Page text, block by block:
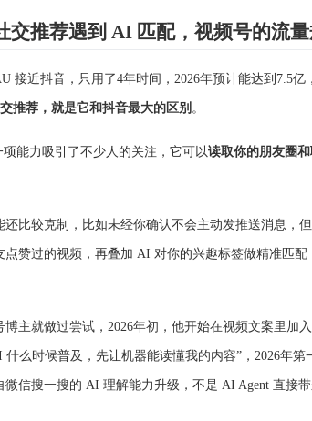
交推荐遇到 AI 匹配，视频号的流量
接近抖音，只用了4年时间，2026年预计能达到7.5
推荐，就是它和抖音最大的区别 。
能力吸引了不少人的关注，它可以读取你的朋友圈
比较克制，比如未经你确认不会主动发推送消息，
点赞过的视频，再叠加 AI 对你的兴趣标签做精准匹
主就做过尝试，2026年初，他开始在视频文案里加
么时候普及，先让机器能读懂我的内容”，2026年第
信搜一搜的 AI 理解能力升级，不是 AI Agent 直接带